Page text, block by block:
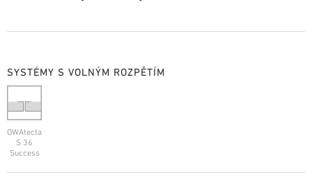
SYSTÉMY S VOLNÝM ROZPĚTÍM
OWAtecta
S 36
Success